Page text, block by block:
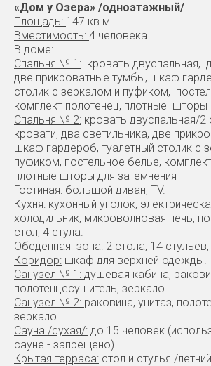
«Дом у Озера» /одноэтажный/
Площадь: 147 кв.м.
Вместимость: 4 человека
В доме:
Спальня № 1: кровать двуспальная,
две прикроватные тумбы, шкаф
столик с зеркалом и пуфиком,
комплект полотенец, плотные
Спальня № 2: кровать двуспальная/2
кровати, два светильника, две
шкаф гардероб, туалетный столик с
пуфиком, постельное белье,
плотные шторы для затемнения
Гостиная: большой диван, TV.
Кухня: кухонный уголок,
холодильник, микроволновая печь,
стол, 4 стула.
Обеденная зона: 2 стола, 14
Коридор: шкаф для верхней одежды.
Санузел № 1: душевая кабина,
полотенцесушитель, зеркало.
Санузел № 2: раковина, унитаз,
зеркало.
Сауна /сухая/: до 15 человек
сауне - запрещено).
Крытая терраса: стол и стулья /